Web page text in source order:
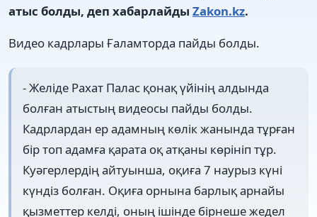
атыс болды, деп хабарлайды Zakon.kz.
Видео кадрлары Ғаламторда пайды болды.
- Желіде Рахат Палас қонақ үйінің алдында
болған атыстың видеосы пайды болды.
Кадрлардан ер адамның көлік жанында тұрған
бір топ адамға қарата оқ атқаны көрініп тұр.
Куәгерлердің айтуынша, оқиға 7 наурыз күні
күндіз болған. Оқиға орнына барлық арнайы
қызметтер келді, оның ішінде бірнеше жедел